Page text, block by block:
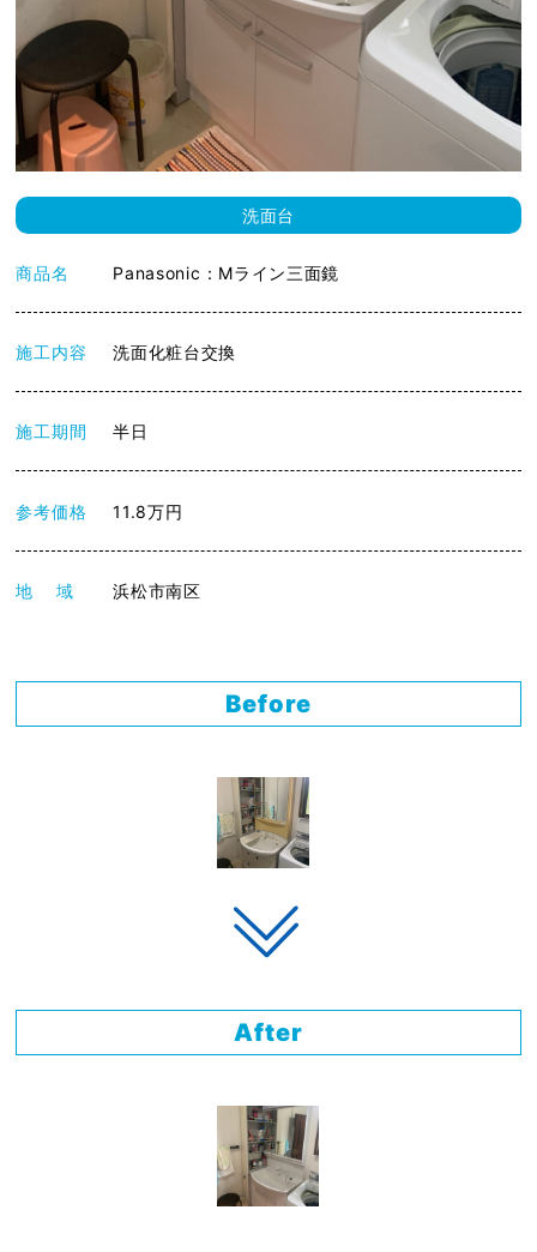
洗面台
商品名 Panasonic：Mライン三面鏡
施工内容 洗面化粧台交換
施工期間 半日
参考価格 11.8万円
地 域 浜松市南区
Before
After